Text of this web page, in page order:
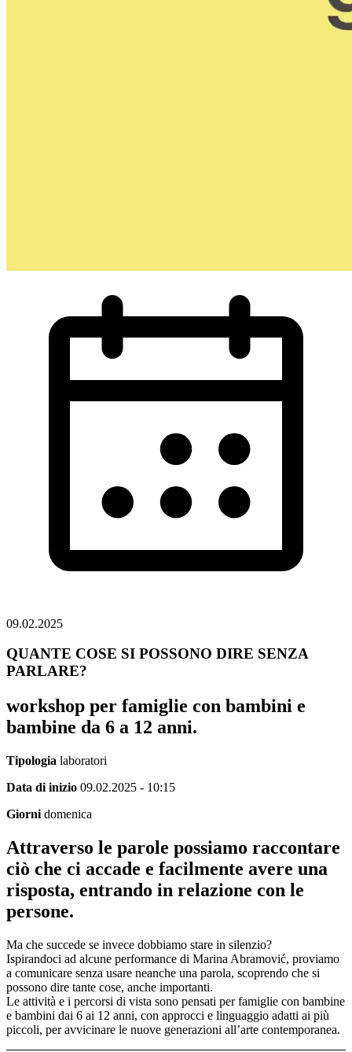
09.02.2025
QUANTE COSE SI POSSONO DIRE SENZA
PARLARE?
workshop per famiglie con bambini e
bambine da 6 a 12 anni.
Tipologia laboratori
Data di inizio 09.02.2025 - 10:15
Giorni domenica
Attraverso le parole possiamo raccontare
ciò che ci accade e facilmente avere una
risposta, entrando in relazione con le
persone.
Ma che succede se invece dobbiamo stare in silenzio?
Ispirandoci ad alcune performance di Marina Abramović, proviamo
a comunicare senza usare neanche una parola, scoprendo che si
possono dire tante cose, anche importanti.
Le attività e i percorsi di vista sono pensati per famiglie con bambine
e bambini dai 6 ai 12 anni, con approcci e linguaggio adatti ai più
piccoli, per avvicinare le nuove generazioni all’arte contemporanea.